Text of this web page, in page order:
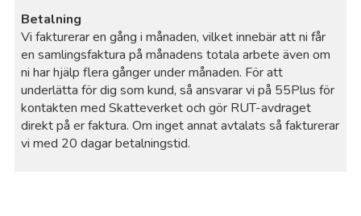
Betalning
Vi fakturerar en gång i månaden, vilket innebär att ni får
en samlingsfaktura på månadens totala arbete även om
ni har hjälp flera gånger under månaden. För att
underlätta för dig som kund, så ansvarar vi på 55Plus för
kontakten med Skatteverket och gör RUT-avdraget
direkt på er faktura. Om inget annat avtalats så fakturerar
vi med 20 dagar betalningstid.